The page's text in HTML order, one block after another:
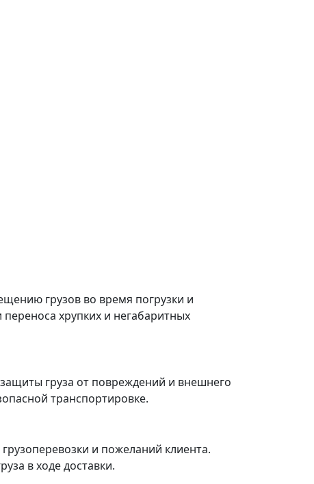
грузов во время погрузки и
хрупких и негабаритных
груза от повреждений и внешнего
транспортировке.
и пожеланий клиента.
в ходе доставки.